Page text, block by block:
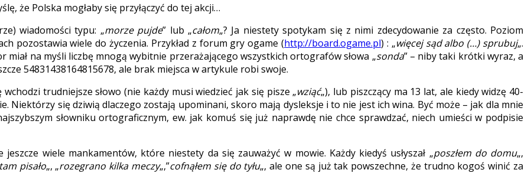
że Polska mogłaby się przyłączyć do tej akcji…
wiadomości typu: „morze pujde” lub „całom„? Ja niestety spotykam się z nimi zdecydowanie za często. Poziom
pozostawia wiele do życzenia. Przykład z forum gry ogame (http://board.ogame.pl) : „więcej sąd albo (…) sprubuj„.
na myśli liczbę mnogą wybitnie przerażającego wszystkich ortografów słowa „sonda” – niby taki krótki wyraz, a
54831438164815678, ale brak miejsca w artykule robi swoje.
trudniejsze słowo (nie każdy musi wiedzieć jak się pisze „wziąć„), lub piszczący ma 13 lat, ale kiedy widzę 40-
Niektórzy się dziwią dlaczego zostają upominani, skoro mają dysleksje i to nie jest ich wina. Być może – jak dla mnie
słowniku ortograficznym, ew. jak komuś się już naprawdę nie chce sprawdzać, niech umieści w podpisie
wiele mankamentów, które niestety da się zauważyć w mowie. Każdy kiedyś usłyszał „poszłem do domu„,
tam pisało„, „rozegrano kilka meczy„,”cofnąłem się do tyłu„, ale one są już tak powszechne, że trudno kogoś winić za